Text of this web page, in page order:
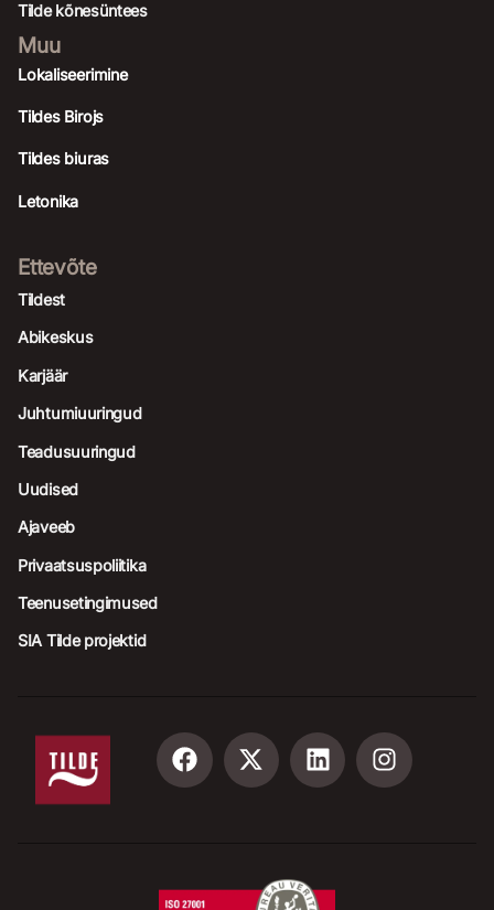
Tilde kõnesüntees
Muu
Lokaliseerimine
Tildes Birojs
Tildes biuras
Letonika
Ettevõte
Tildest
Abikeskus
Karjäär
Juhtumiuuringud
Teadusuuringud
Uudised
Ajaveeb
Privaatsuspoliitika
Teenusetingimused
SIA Tilde projektid